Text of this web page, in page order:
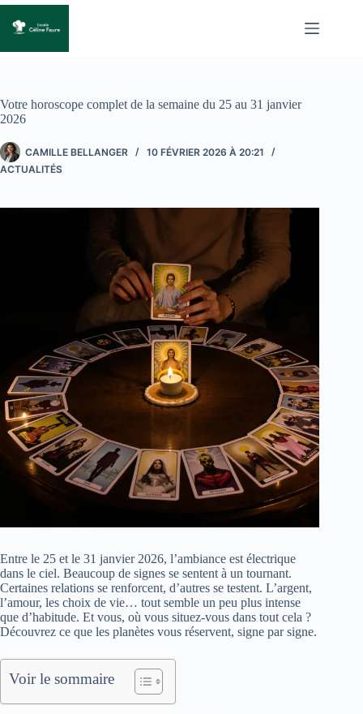
Passer
contenu
Votre horoscope complet de la semaine du 25 au 31 janvier
2026
CAMILLE BELLANGER
10 FÉVRIER 2026 À 20:21
ACTUALITÉS
Entre le 25 et le 31 janvier 2026, l’ambiance est électrique
dans le ciel. Beaucoup de signes se sentent à un tournant.
Certaines relations se renforcent, d’autres se testent. L’argent,
l’amour, les choix de vie… tout semble un peu plus intense
que d’habitude. Et vous, où vous situez-vous dans tout cela ?
Découvrez ce que les planètes vous réservent, signe par signe.
Voir le sommaire